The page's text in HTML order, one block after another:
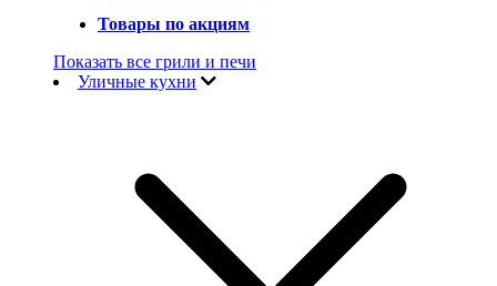
Товары по акциям
Показать все грили и печи
Уличные кухни